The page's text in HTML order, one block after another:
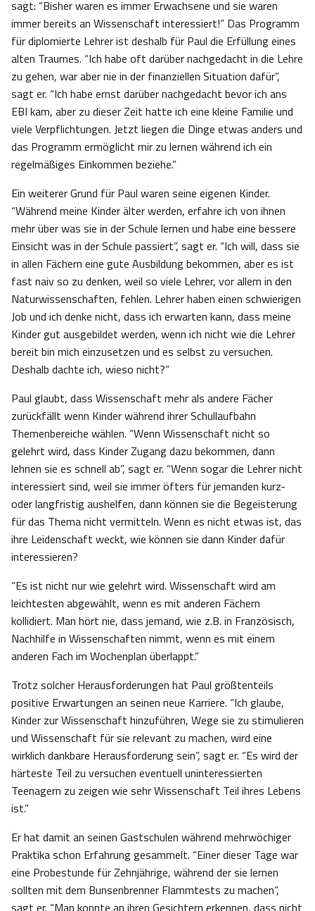
sagt: “Bisher waren es immer Erwachsene und sie waren
immer bereits an Wissenschaft interessiert!” Das Programm
für diplomierte Lehrer ist deshalb für Paul die Erfüllung eines
alten Traumes. “Ich habe oft darüber nachgedacht in die Lehre
zu gehen, war aber nie in der finanziellen Situation dafür”,
sagt er. “Ich habe ernst darüber nachgedacht bevor ich ans
EBI kam, aber zu dieser Zeit hatte ich eine kleine Familie und
viele Verpflichtungen. Jetzt liegen die Dinge etwas anders und
das Programm ermöglicht mir zu lernen während ich ein
regelmäßiges Einkommen beziehe.”
Ein weiterer Grund für Paul waren seine eigenen Kinder.
“Während meine Kinder älter werden, erfahre ich von ihnen
mehr über was sie in der Schule lernen und habe eine bessere
Einsicht was in der Schule passiert”, sagt er. “Ich will, dass sie
in allen Fächern eine gute Ausbildung bekommen, aber es ist
fast naiv so zu denken, weil so viele Lehrer, vor allem in den
Naturwissenschaften, fehlen. Lehrer haben einen schwierigen
Job und ich denke nicht, dass ich erwarten kann, dass meine
Kinder gut ausgebildet werden, wenn ich nicht wie die Lehrer
bereit bin mich einzusetzen und es selbst zu versuchen.
Deshalb dachte ich, wieso nicht?”
Paul glaubt, dass Wissenschaft mehr als andere Fächer
zurückfällt wenn Kinder während ihrer Schullaufbahn
Themenbereiche wählen. “Wenn Wissenschaft nicht so
gelehrt wird, dass Kinder Zugang dazu bekommen, dann
lehnen sie es schnell ab”, sagt er. “Wenn sogar die Lehrer nicht
interessiert sind, weil sie immer öfters für jemanden kurz-
oder langfristig aushelfen, dann können sie die Begeisterung
für das Thema nicht vermitteln. Wenn es nicht etwas ist, das
ihre Leidenschaft weckt, wie können sie dann Kinder dafür
interessieren?
“Es ist nicht nur wie gelehrt wird. Wissenschaft wird am
leichtesten abgewählt, wenn es mit anderen Fächern
kollidiert. Man hört nie, dass jemand, wie z.B. in Französisch,
Nachhilfe in Wissenschaften nimmt, wenn es mit einem
anderen Fach im Wochenplan überlappt.”
Trotz solcher Herausforderungen hat Paul größtenteils
positive Erwartungen an seinen neue Karriere. “Ich glaube,
Kinder zur Wissenschaft hinzuführen, Wege sie zu stimulieren
und Wissenschaft für sie relevant zu machen, wird eine
wirklich dankbare Herausforderung sein”, sagt er. “Es wird der
härteste Teil zu versuchen eventuell uninteressierten
Teenagern zu zeigen wie sehr Wissenschaft Teil ihres Lebens
ist.”
Er hat damit an seinen Gastschulen während mehrwöchiger
Praktika schon Erfahrung gesammelt. “Einer dieser Tage war
eine Probestunde für Zehnjährige, während der sie lernen
sollten mit dem Bunsenbrenner Flammtests zu machen”,
sagt er. “Man konnte an ihren Gesichtern erkennen, dass nicht